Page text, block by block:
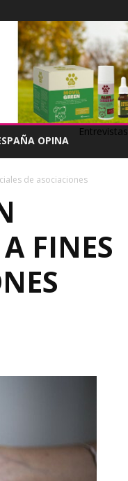
OPINA
Entrevistas
de asociaciones
FINES